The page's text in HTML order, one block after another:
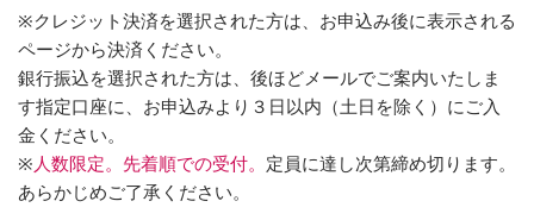
※クレジット決済を選択された方は、お申込み後に表示される
ページから決済ください。
銀行振込を選択された方は、後ほどメールでご案内いたしま
す指定口座に、お申込みより３日以内（土日を除く）にご入
金ください。
※ 人数限定。先着順での受付。 定員に達し次第締め切ります。
あらかじめご了承ください。